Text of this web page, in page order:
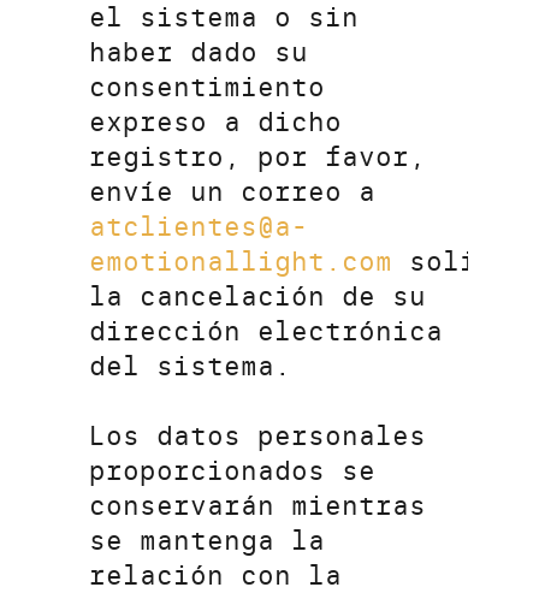
el sistema o sin
haber dado su
consentimiento
expreso a dicho
registro, por favor,
envíe un correo a
atclientes@a-
emotionallight.com
la cancelación de su
dirección electrónica
del sistema.
Los datos personales
proporcionados se
conservarán mientras
se mantenga la
relación con la